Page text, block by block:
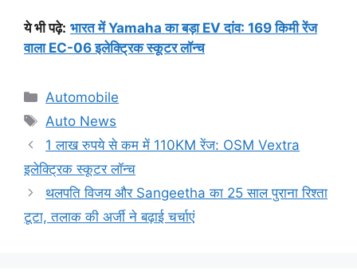
ये भी पढ़े: भारत में Yamaha का बड़ा EV दांव: 169 किमी रेंज
वाला EC-06 इलेक्ट्रिक स्कूटर लॉन्च
Categories
Automobile
Tags
Auto News
1 लाख रुपये से कम में 110KM रेंज: OSM Vextra
इलेक्ट्रिक स्कूटर लॉन्च
थलपति विजय और Sangeetha का 25 साल पुराना रिश्ता
टूटा, तलाक की अर्जी ने बढ़ाई चर्चाएं